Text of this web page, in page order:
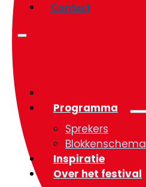
Contact
Programma
Sprekers
Blokkenschema
Inspiratie
Over het festival